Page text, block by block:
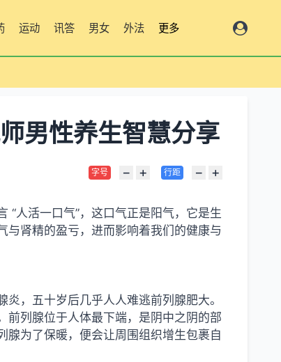
运动 讯答 男女 外法 更多
男性养生智慧分享
字号 − + 行距 − +
“人活一口气”，这口气正是阳气，它是生
与肾精的盈亏，进而影响着我们的健康与
，五十岁后几乎人人难逃前列腺肥大。
前列腺位于人体最下端，是阴中之阴的部
腺为了保暖，便会让周围组织增生包裹自